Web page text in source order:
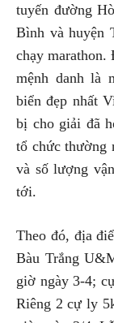
tuyến đường
Bình và huyện
chạy marathon.
mệnh danh là
biển đẹp nhất
bị cho giải đã
tổ chức thường
và số lượng
tới.
Theo đó, địa
Bàu Trắng
giờ ngày 3-4;
Riêng 2 cự ly